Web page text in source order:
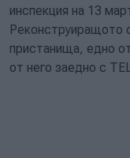
инспекция на 13
Реконструиращото
пристанища, едно
от него заедно с